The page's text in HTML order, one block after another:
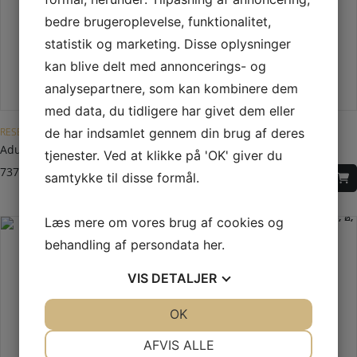
RESERVEDELE TIL ADURO
Aduro Air booster
737,00
DKK
RESERVEDELE TIL ADURO
Lågepakning til Aduro 3 og 8
270,00
bedre brugeroplevelse, funktionalitet,
statistik og marketing. Disse oplysninger
kan blive delt med annoncerings- og
analysepartnere, som kan kombinere dem
med data, du tidligere har givet dem eller
de har indsamlet gennem din brug af deres
tjenester. Ved at klikke på 'OK' giver du
samtykke til disse formål.
Læs mere om vores brug af cookies og
behandling af persondata her.
VIS DETALJER
AFVIS ALLE
OK